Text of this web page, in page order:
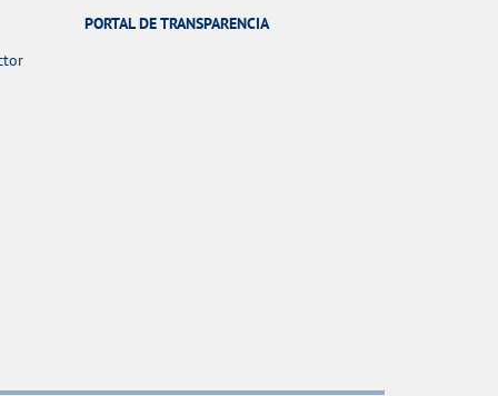
PORTAL DE TRANSPARENCIA